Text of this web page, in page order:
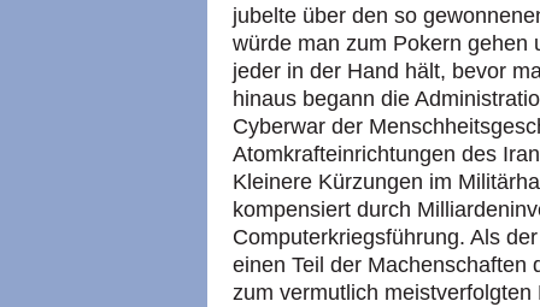
jubelte über den so
würde man zum Pokern
jeder in der Hand hält, bevor
hinaus begann die
Cyberwar der
Atomkrafteinrichtungen des
Kleinere Kürzungen im
kompensiert durch
Computerkriegsführung. Als
einen Teil der Machenschaften
zum vermutlich